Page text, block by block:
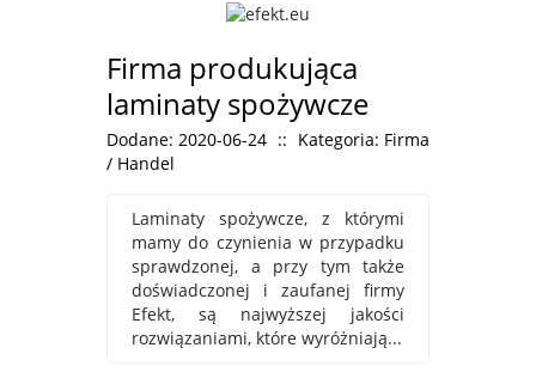
Firma produkująca
laminaty spożywcze
Dodane: 2020-06-24 :: Kategoria: Firma
/ Handel
Laminaty spożywcze, z którymi
mamy do czynienia w przypadku
sprawdzonej, a przy tym także
doświadczonej i zaufanej firmy
Efekt, są najwyższej jakości
rozwiązaniami, które wyróżniają...